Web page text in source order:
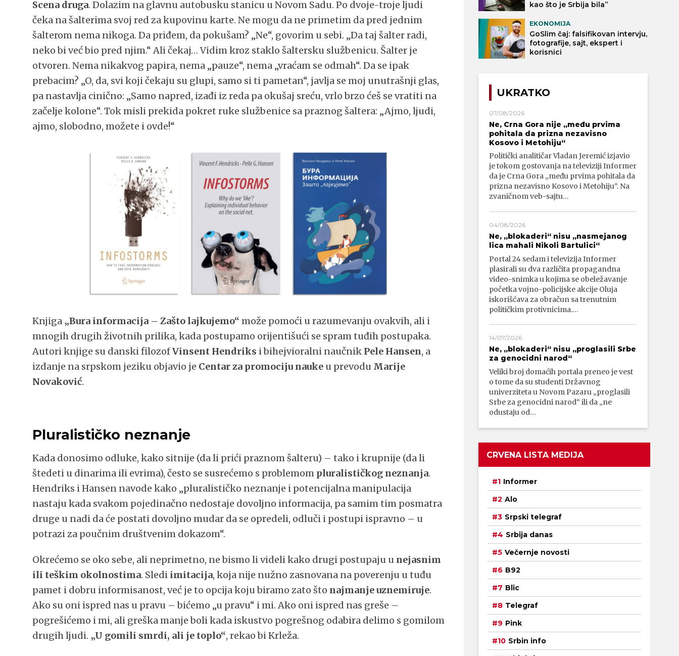
Scena druga. Dolazim na glavnu autobusku stanicu u Novom Sadu. Po dvoje-troje ljudi
čeka na šalterima svoj red za kupovinu karte. Ne mogu da ne primetim da pred jednim
šalterom nema nikoga. Da priđem, da pokušam? „Ne“, govorim u sebi. „Da taj šalter radi,
neko bi već bio pred njim.“ Ali čekaj… Vidim kroz staklo šaltersku službenicu. Šalter je
otvoren. Nema nikakvog papira, nema „pauze“, nema „vraćam se odmah“. Da se ipak
prebacim? „O, da, svi koji čekaju su glupi, samo si ti pametan“, javlja se moj unutrašnji glas,
pa nastavlja cinično: „Samo napred, izađi iz reda pa okušaj sreću, vrlo brzo ćeš se vratiti na
začelje kolone“. Tok misli prekida pokret ruke službenice sa praznog šaltera: „Ajmo, ljudi,
ajmo, slobodno, možete i ovde!“
Knjiga „Bura informacija – Zašto lajkujemo“ može pomoći u razumevanju ovakvih, ali i
mnogih drugih životnih prilika, kada postupamo orijentišući se spram tuđih postupaka.
Autori knjige su danski filozofVinsent Hendriks i bihejvioralni naučnik Pele Hansen, a
izdanje na srpskom jeziku objavio je Centar za promociju nauke u prevodu Marije
Novaković.
Pluralističko neznanje
Kada donosimo odluke, kako sitnije (da li prići praznom šalteru) – tako i krupnije (da li
štedeti u dinarima ili evrima), često se susrećemo s problemom pluralističkog neznanja.
Hendriks i Hansen navode kako „pluralističko neznanje i potencijalna manipulacija
nastaju kada svakom pojedinačno nedostaje dovoljno informacija, pa samim tim posmatra
druge u nadi da će postati dovoljno mudar da se opredeli, odluči i postupi ispravno – u
potrazi za poučnim društvenim dokazom“.
Okrećemo se oko sebe, ali neprimetno, ne bismo li videli kako drugi postupaju u nejasnim
ili teškim okolnostima. Sledi imitacija, koja nije nužno zasnovana na poverenju u tuđu
pamet i dobru informisanost, već je to opcija koju biramo zato što najmanje uznemiruje.
Ako su oni ispred nas u pravu – bićemo „u pravu“ i mi. Ako oni ispred nas greše –
pogrešićemo i mi, ali greška manje boli kada iskustvo pogrešnog odabira delimo s gomilom
drugih ljudi. „U gomili smrdi, ali je toplo“, rekao bi Krleža.
kao što je Srbija bila”
EKONOMIJA
GoSlim čaj: falsifikovan intervju,
fotografije, sajt, ekspert i
korisnici
UKRATKO
07/08/2026
Ne, Crna Gora nije „među prvima
pohitala da prizna nezavisno
Kosovo i Metohiju“
Politički analitičar Vladan Jeremić izjavio
je tokom gostovanja na televiziji Informer
da je Crna Gora „među prvima pohitala da
prizna nezavisno Kosovo i Metohiju“. Na
zvaničnom veb-sajtu…
04/08/2026
Ne, „blokaderi“ nisu „nasmejanog
lica mahali Nikoli Bartulici“
Portal 24 sedam i televizija Informer
plasirali su dva različita propagandna
video-snimka u kojima se obeležavanje
početka vojno-policijske akcije Oluja
iskorišćava za obračun sa trenutnim
političkim protivnicima.…
14/07/2026
Ne, „blokaderi“ nisu „proglasili Srbe
za genocidni narod“
Veliki broj domaćih portala preneo je vest
o tome da su studenti Državnog
univerziteta u Novom Pazaru „proglasili
Srbe za genocidni narod“ ili da „ne
odustaju od…
CRVENA LISTA MEDIJA
Informer
Alo
Srpski telegraf
Srbija danas
Večernje novosti
B92
Blic
Telegraf
Pink
Srbin info